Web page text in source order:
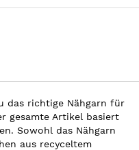
das richtige Nähgarn für
gesamte Artikel basiert
Sowohl das Nähgarn
aus recyceltem